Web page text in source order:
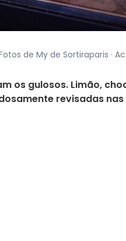
Fotos de My de Sortiraparis ·
os gulosos. Limão,
revisadas